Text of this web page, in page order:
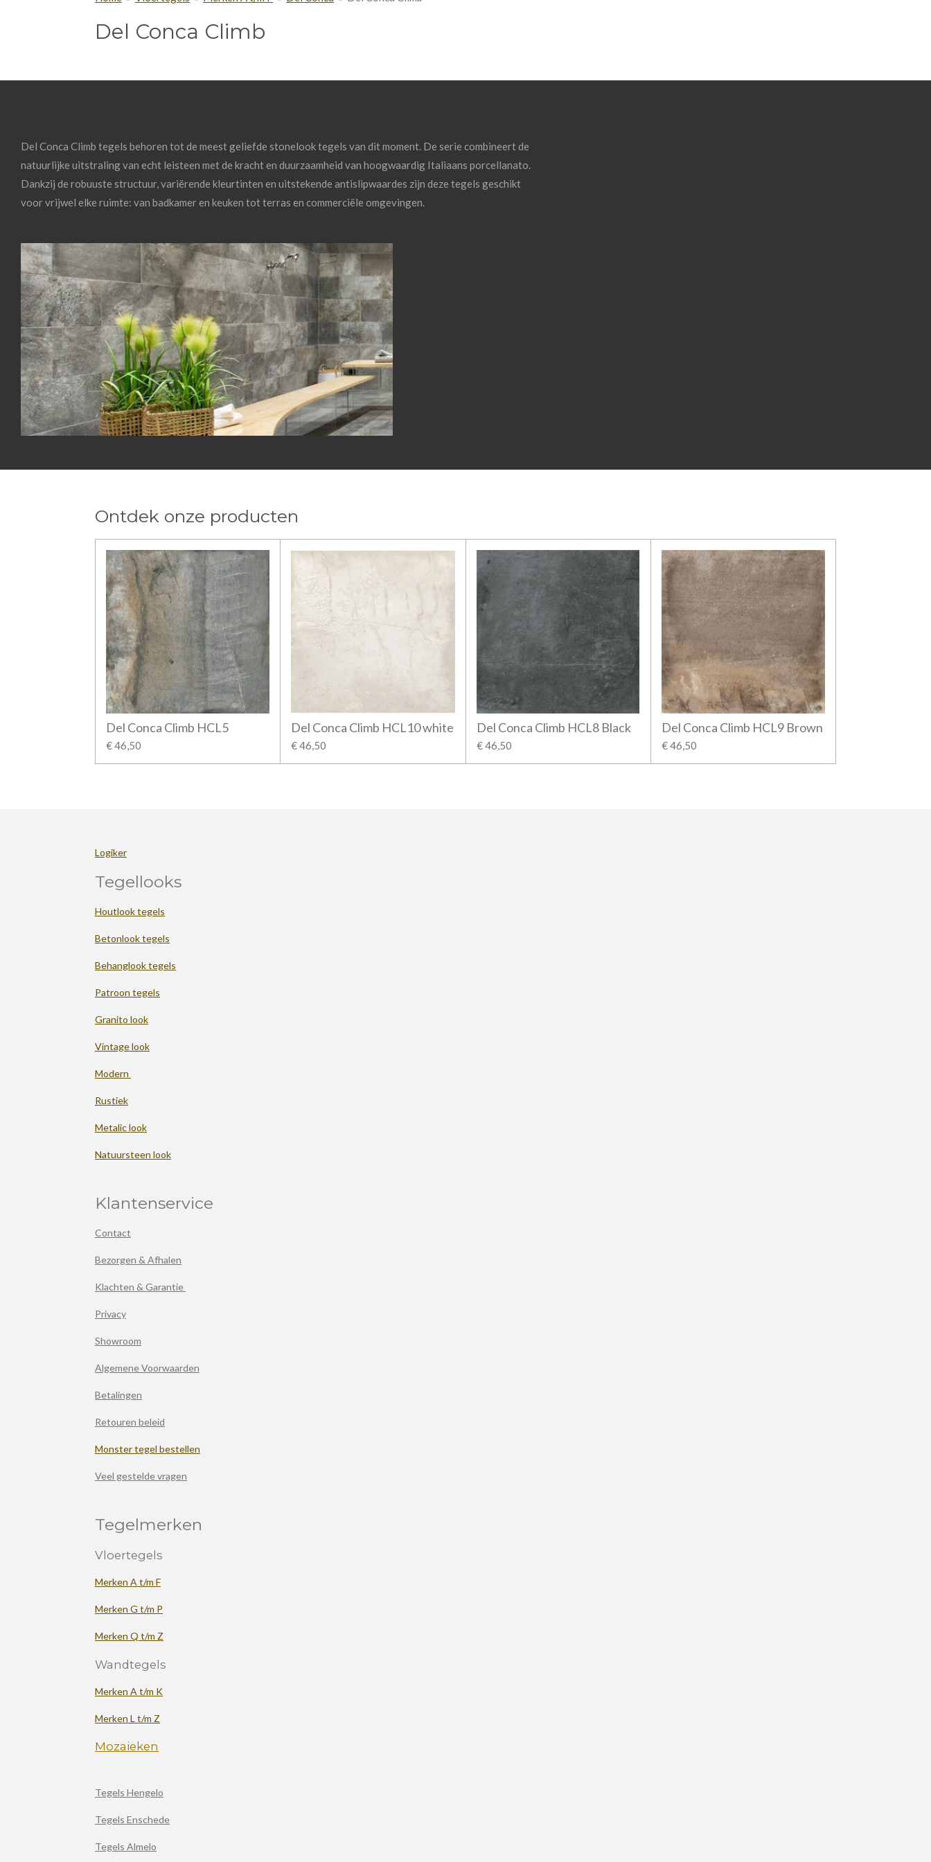
Del Conca Climb
Del Conca Climb tegels behoren totde meestgeliefde stonelooktegels van ditmoment. De serie combineertde
natuurlijke uitstralingvan echt leisteen metde krachten duurzaamheid van hoogwaardig Italiaans porcellanato.
Dankzij de robuuste structuur, variërende kleurtinten en uitstekende antislipwaardes zijn deze tegels geschikt
voorvrijwel elke ruimte: van badkameren keuken totterras en commerciële omgevingen.
Ontdek onze producten
Del Conca Climb HCL5
€ 46,50
Del Conca Climb HCL10 white
€ 46,50
Del Conca Climb HCL8 Black
€ 46,50
Del Conca Climb HCL9 Brown
€ 46,50
Logiker
Tegellooks
Houtlook tegels
Betonlook tegels
Behanglook tegels
Patroon tegels
Granito look
Vintage look
Modern
Rustiek
Metalic look
Natuursteen look
Klantenservice
Contact
Bezorgen & Afhalen
Klachten & Garantie
Privacy
Showroom
Algemene Voorwaarden
Betalingen
Retouren beleid
Monster tegel bestellen
Veel gestelde vragen
Tegelmerken
Vloertegels
Merken A t/m F
Merken G t/m P
Merken Q t/m Z
Wandtegels
Merken A t/m K
Merken L t/m Z
Mozaieken
Tegels Hengelo
Tegels Enschede
Tegels Almelo